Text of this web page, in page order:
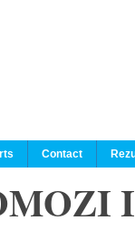
Contact